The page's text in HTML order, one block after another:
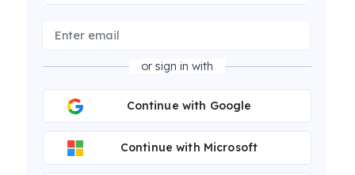
or sign in with
Continue with Google
Continue with Microsoft